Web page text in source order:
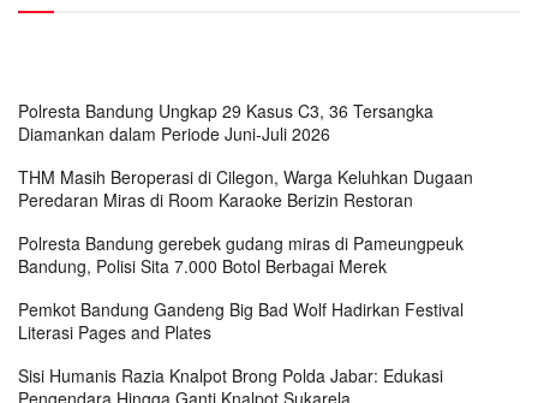
Polresta Bandung Ungkap 29 Kasus C3, 36 Tersangka
Diamankan dalam Periode Juni-Juli 2026
THM Masih Beroperasi di Cilegon, Warga Keluhkan Dugaan
Peredaran Miras di Room Karaoke Berizin Restoran
Polresta Bandung gerebek gudang miras di Pameungpeuk
Bandung, Polisi Sita 7.000 Botol Berbagai Merek
Pemkot Bandung Gandeng Big Bad Wolf Hadirkan Festival
Literasi Pages and Plates
Sisi Humanis Razia Knalpot Brong Polda Jabar: Edukasi
Pengendara Hingga Ganti Knalpot Sukarela